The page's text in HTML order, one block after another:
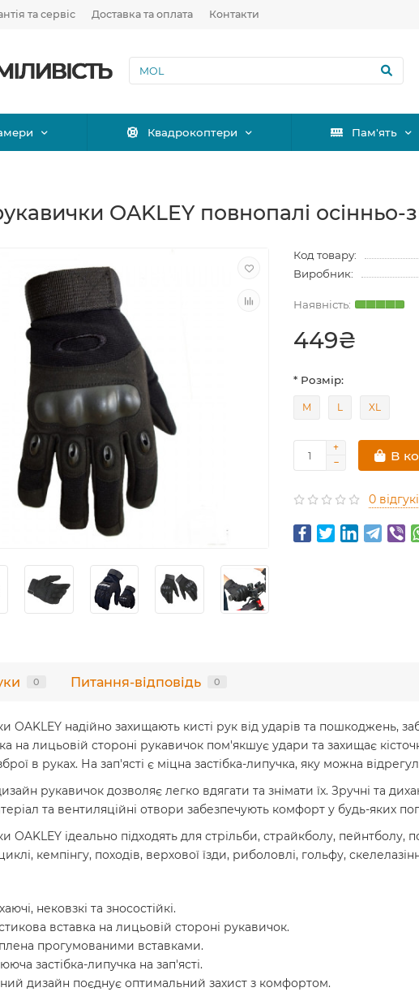
та сервіс Доставка та оплата Контакти
Квадрокоптери Пам'ять
OAKLEY повнопалі осінньо-
Код товару:
Виробник:
449₴
* Розмір:
М L XL
В
0
0 Питання-відповідь 0
OAKLEY надійно захищають кисті рук від ударів та пошкоджень,
на лицьовій стороні рукавичок пом'якшує удари та захищає
зброї в руках. На зап'ясті є міцна застібка-липучка, яку можна
рукавичок дозволяє легко вдягати та знімати їх. Зручні та
та вентиляційні отвори забезпечують комфорт у будь-яких
OAKLEY ідеально підходять для стрільби, страйкболу,
кемпінгу, походів, верхової їзди, риболовлі, гольфу,
нековзкі та зносостійкі.
вставка на лицьовій стороні рукавичок.
прогумованими вставками.
застібка-липучка на зап'ясті.
дизайн поєднує оптимальний захист з комфортом.